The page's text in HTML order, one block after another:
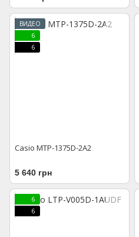
ВИДЕО
6
6
Casio MTP-1375D-2A2
5 640 грн
6
6